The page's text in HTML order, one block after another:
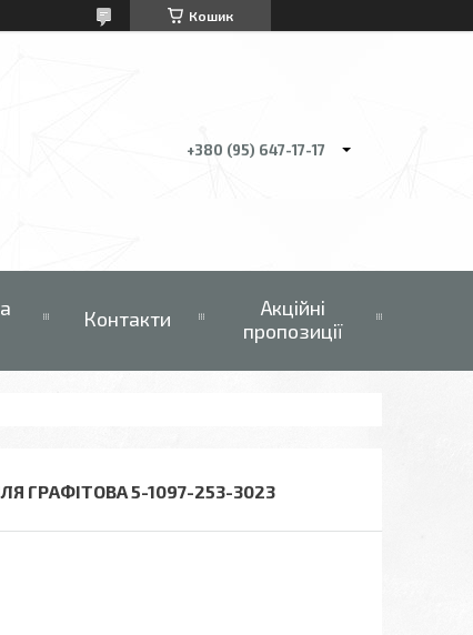
Кошик
+380 (95) 647-17-17
Контакти
Акційні
пропозиції
ГРАФІТОВА 5-1097-253-3023